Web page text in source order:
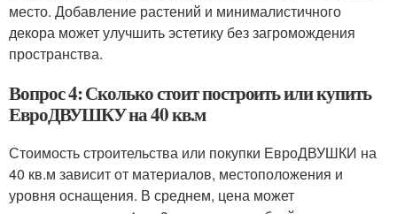
место. Добавление растений и минималистичного
декора может улучшить эстетику без загромождения
пространства.
Вопрос 4: Сколько стоит построить или купить
ЕвроДВУШКУ на 40 кв.м
Стоимость строительства или покупки ЕвроДВУШКИ на
40 кв.м зависит от материалов, местоположения и
уровня оснащения. В среднем, цена может